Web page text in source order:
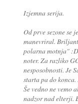
Izjemna serija.
Od prve sezone se
manevriral.
polarna motnja"
noter. Za razliko
nesposobnosti. Je
starta pa do
Še vedno ne vemo
nadzor nad elterji.